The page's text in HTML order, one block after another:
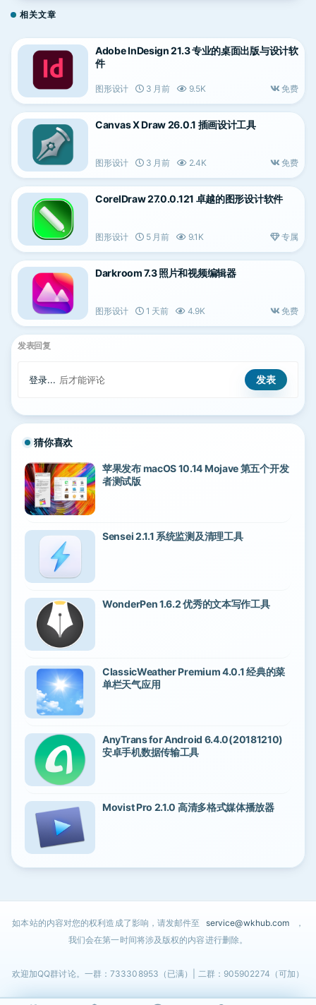
相关文章
Adobe InDesign 21.3 专业的桌面出版与设计软
件
图形设计 3 月前 9.5K 免费
Canvas X Draw 26.0.1 插画设计工具
图形设计 3 月前 2.4K 免费
CorelDraw 27.0.0.121 卓越的图形设计软件
图形设计 5 月前 9.1K 专属
Darkroom 7.3 照片和视频编辑器
图形设计 1 天前 4.9K 免费
发表回复
登录... 后才能评论
猜你喜欢
苹果发布 macOS 10.14 Mojave 第五个开发
者测试版
Sensei 2.1.1 系统监测及清理工具
WonderPen 1.6.2 优秀的文本写作工具
ClassicWeather Premium 4.0.1 经典的菜
单栏天气应用
AnyTrans for Android 6.4.0(20181210)
安卓手机数据传输工具
Movist Pro 2.1.0 高清多格式媒体播放器
如本站的内容对您的权利造成了影响，请发邮件至 service@wkhub.com
，
我们会在第一时间将涉及版权的内容进行删除。
欢迎加QQ群讨论。一群：733308953（已满）| 二群：905902274（可加）